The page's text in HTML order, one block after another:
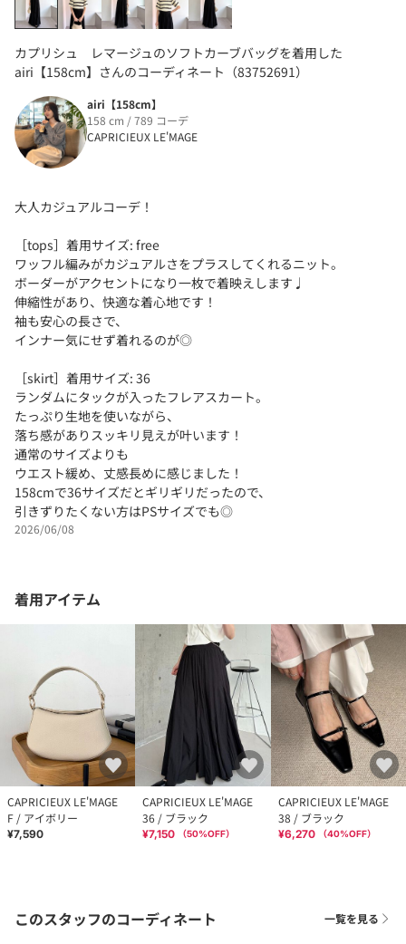
カプリシュ レマージュのソフトカーブバッグを着用した
airi【158cm】さんのコーディネート（83752691）
airi【158cm】
158 cm / 789 コーデ
CAPRICIEUX LE'MAGE
大人カジュアルコーデ！
［tops］着用サイズ: free
ワッフル編みがカジュアルさをプラスしてくれるニット。
ボーダーがアクセントになり一枚で着映えします♩
伸縮性があり、快適な着心地です！
袖も安心の長さで、
インナー気にせず着れるのが◎
［skirt］着用サイズ: 36
ランダムにタックが入ったフレアスカート。
たっぷり生地を使いながら、
落ち感がありスッキリ見えが叶います！
通常のサイズよりも
ウエスト緩め、丈感長めに感じました！
158cmで36サイズだとギリギリだったので、
引きずりたくない方はPSサイズでも◎
2026/06/08
着用アイテム
CAPRICIEUX LE'MAGE
F / アイボリー
¥7,590
CAPRICIEUX LE'MAGE
36 / ブラック
¥7,150 （50%OFF）
CAPRICIEUX LE'MAGE
38 / ブラック
¥6,270 （40%OFF）
このスタッフのコーディネート 一覧を見る